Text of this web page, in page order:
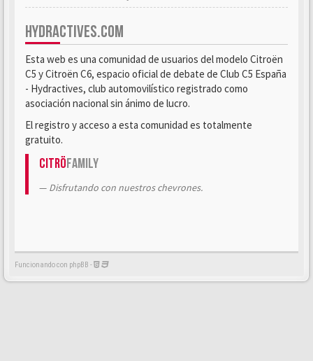
HYDRACTIVES.COM
Esta web es una comunidad de usuarios del modelo Citroën
C5 y Citroën C6, espacio oficial de debate de Club C5 España
- Hydractives, club automovilístico registrado como
asociación nacional sin ánimo de lucro.
El registro y acceso a esta comunidad es totalmente
gratuito.
CitröFamily
Disfrutando con nuestros chevrones.
Funcionando con phpBB -